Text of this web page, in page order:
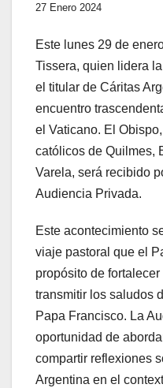
27 Enero 2024
Este lunes 29 de
Tissera, quien lidera
el titular de Cáritas
encuentro
el Vaticano. El
católicos de Quilmes,
Varela, será recibido
Audiencia Privada.
Este acontecimiento
viaje pastoral que el
propósito de
transmitir los saludos
Papa Francisco. La
oportunidad de
compartir reflexiones
Argentina en el